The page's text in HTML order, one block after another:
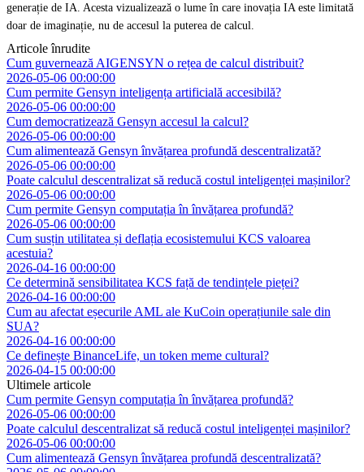
generație de IA. Acesta vizualizează o lume în care inovația IA este limitată
doar de imaginație, nu de accesul la puterea de calcul.
Articole înrudite
Cum guvernează AIGENSYN o rețea de calcul distribuit?
2026-05-06 00:00:00
Cum permite Gensyn inteligența artificială accesibilă?
2026-05-06 00:00:00
Cum democratizează Gensyn accesul la calcul?
2026-05-06 00:00:00
Cum alimentează Gensyn învățarea profundă descentralizată?
2026-05-06 00:00:00
Poate calculul descentralizat să reducă costul inteligenței mașinilor?
2026-05-06 00:00:00
Cum permite Gensyn computația în învățarea profundă?
2026-05-06 00:00:00
Cum susțin utilitatea și deflația ecosistemului KCS valoarea
acestuia?
2026-04-16 00:00:00
Ce determină sensibilitatea KCS față de tendințele pieței?
2026-04-16 00:00:00
Cum au afectat eșecurile AML ale KuCoin operațiunile sale din
SUA?
2026-04-16 00:00:00
Ce definește BinanceLife, un token meme cultural?
2026-04-15 00:00:00
Ultimele articole
Cum permite Gensyn computația în învățarea profundă?
2026-05-06 00:00:00
Poate calculul descentralizat să reducă costul inteligenței mașinilor?
2026-05-06 00:00:00
Cum alimentează Gensyn învățarea profundă descentralizată?